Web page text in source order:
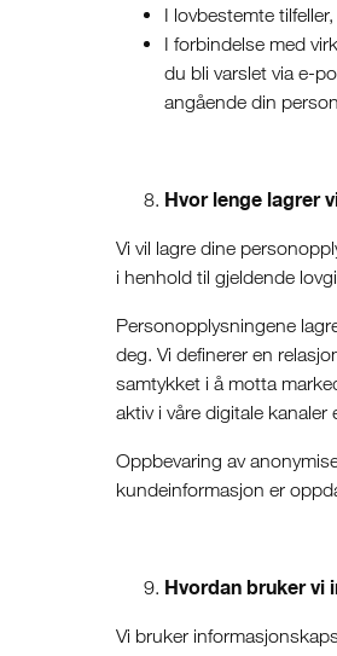
I lovbestemte
I forbindelse med
du bli varslet via e-
angående din
Hvor lenge lagrer
Vi vil lagre dine
i henhold til gjeldende
Personopplysningene
deg. Vi definerer en
samtykket i å motta
aktiv i våre digitale
Oppbevaring av
kundeinformasjon er
Hvordan bruker vi
Vi bruker